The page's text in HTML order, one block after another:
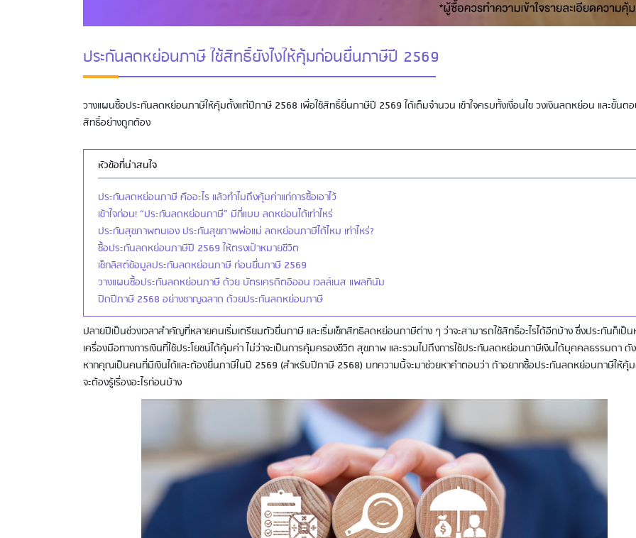
ประกันลดหย่อนภาษี ใช้สิทธิ์ยังไงให้คุ้มก่อนยื่นภาษีปี 2569
วางแผนซื้อประกันลดหย่อนภาษีให้คุ้มตั้งแต่ปีภาษี 2568 เพื่อใช้สิทธิ์ยื่นภาษีปี 2569 ได้เต็มจำนวน เข้าใจครบทั้งเงื่อนไข วงเงินลดหย่อน และขั้นต
สิทธิ์อย่างถูกต้อง
หัวข้อที่น่าสนใจ
ประกันลดหย่อนภาษี คืออะไร แล้วทำไมถึงคุ้มค่าแก่การซื้อเอาไว้
เข้าใจก่อน! “ประกันลดหย่อนภาษี” มีกี่แบบ ลดหย่อนได้เท่าไหร่
ประกันสุขภาพตนเอง ประกันสุขภาพพ่อแม่ ลดหย่อนภาษีได้ไหม เท่าไหร่?
ซื้อประกันลดหย่อนภาษีปี 2569 ให้ตรงเป้าหมายชีวิต
เช็กลิสต์ข้อมูลประกันลดหย่อนภาษี ก่อนยื่นภาษี 2569
วางแผนซื้อประกันลดหย่อนภาษี ด้วย บัตรเครดิตอิออน เวลล์เนส แพลทินัม
ปิดปีภาษี 2568 อย่างชาญฉลาด ด้วยประกันลดหย่อนภาษี
ปลายปีเป็นช่วงเวลาสำคัญที่หลายคนเริ่มเตรียมตัวยื่นภาษี และเริ่มเช็กสิทธิลดหย่อนภาษีต่าง ๆ ว่าจะสามารถใช้สิทธิ์อะไรได้อีกบ้าง ซึ่งประกันก็เป็น
เครื่องมือทางการเงินที่ใช้ประโยชน์ได้คุ้มค่า ไม่ว่าจะเป็นการคุ้มครองชีวิต สุขภาพ และรวมไปถึงการใช้ประกันลดหย่อนภาษีเงินได้บุคคลธรรมดา ดั
หากคุณเป็นคนที่มีเงินได้และต้องยื่นภาษีในปี 2569 (สำหรับปีภาษี 2568) บทความนี้จะมาช่วยหาคำตอบว่า ถ้าอยากซื้อประกันลดหย่อนภาษีให้คุ้
จะต้องรู้เรื่องอะไรก่อนบ้าง